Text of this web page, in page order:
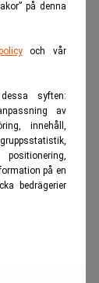
på denna
och vår
syften:
av
innehåll,
på en
bedrägerier
inträffade i
kriget.
ersättning.